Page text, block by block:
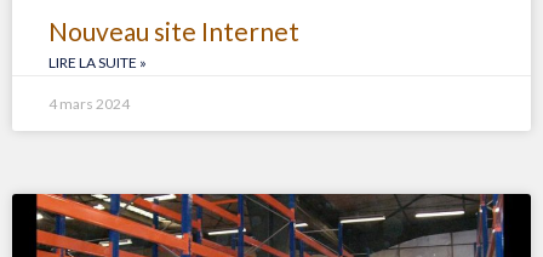
Nouveau site Internet
LIRE LA SUITE »
4 mars 2024